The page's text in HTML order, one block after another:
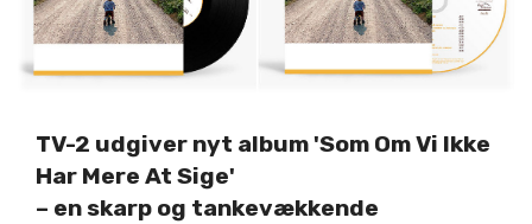
TV-2 udgiver nyt album 'Som Om Vi Ikke
Har Mere At Sige'
– en skarp og tankevækkende